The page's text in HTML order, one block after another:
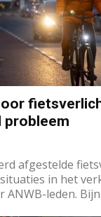
probleem
afgestelde
in het
ANWB-leden.